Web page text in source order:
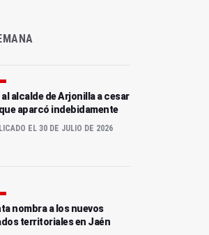
al alcalde de Arjonilla a cesar
aparcó indebidamente
EL 30 DE JULIO DE 2026
nombra a los nuevos
territoriales en Jaén